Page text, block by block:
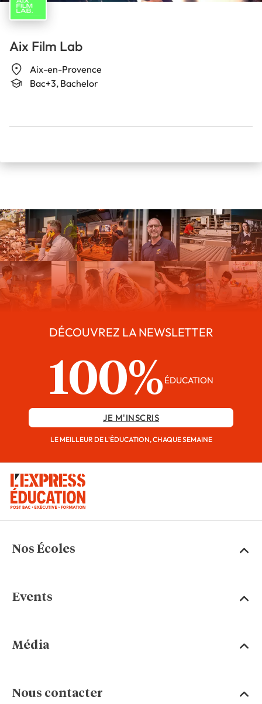
Aix Film Lab
Aix-en-Provence
Bac+3, Bachelor
DÉCOUVREZ LA NEWSLETTER
100% ÉDUCATION
JE M'INSCRIS
LE MEILLEUR DE L'ÉDUCATION, CHAQUE SEMAINE
Nos Écoles
Events
Média
Nous contacter